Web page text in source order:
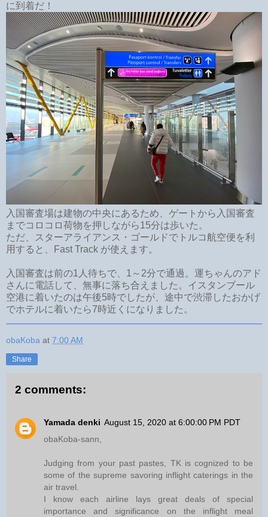
に到着だ！
入国審査場は建物の中央にあるため、ゲートから入国審査
までコロコロ荷物を押しながら15分は歩いた。
ただ、スターアライアンス・ゴールドでトルコ航空便を利
用すると、Fast Track が使えます。
入国審査は前の1人待ちで、1～2分で通過。運ちゃんのアド
さんに電話して、無事に落ち合えました。イスタンブール
空港に着いたのは午後5時でしたが、途中で渋滞したおかげ
でホテルに着いたら7時近くになりました。
obaKoba at 7:00 AM
Share
2 comments:
Yamada denki August 15, 2020 at 6:00:00 PM PDT
obaKoba-sann,
Judging from your past pastes, TK is cognized to be
some of the supreme savoring inflight caterings in the
air travel.
I know each airline lays great deals of special
importance and significance on the inflight meal